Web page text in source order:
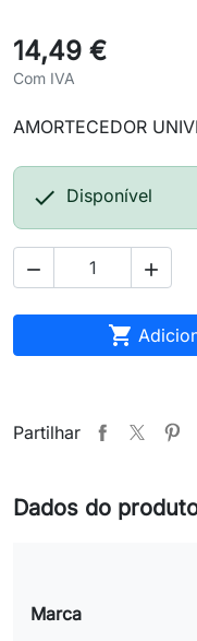
14,49 €
Com IVA
AMORTECEDOR
 Disponível
 

Partilhar
Dados do
Marca